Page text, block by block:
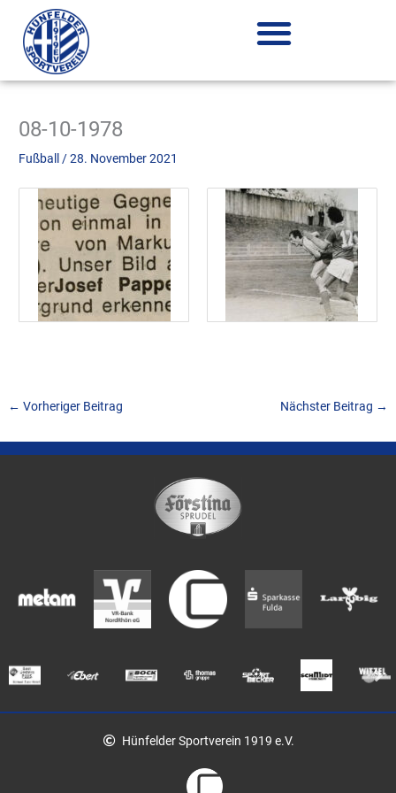
Inhalt
springen
08-10-1978
Fußball /28. November 2021
← Vorheriger Beitrag Nächster Beitrag →
Hünfelder Sportverein 1919 e.V.